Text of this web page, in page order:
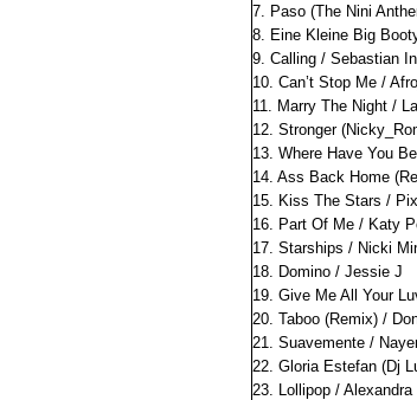
7. Paso (The Nini
8. Eine Kleine Big
9. Calling / Sebastian
10. Can’t Stop Me /
11. Marry The Night /
12. Stronger
13. Where Have You
14. Ass Back Home
15. Kiss The Stars /
16. Part Of Me / Katy
17. Starships / Nicki
18. Domino / Jessie J
19. Give Me All Your
20. Taboo (Remix) /
21. Suavemente /
22. Gloria Estefan (Dj
23. Lollipop / Alexandra